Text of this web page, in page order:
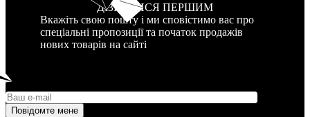
ДІЗНАТИСЯ ПЕРШИМ
Вкажіть свою пошту і ми сповістимо вас про
спеціальні пропозиції та початок продажів
нових товарів на сайті
Повідомте мене